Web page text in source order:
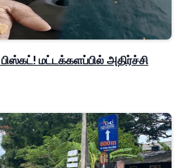
மட்டக்களப்பில் அதிர்ச்சி